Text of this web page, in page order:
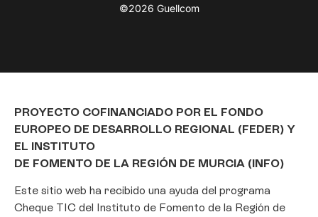
©2026 Guellcom
PROYECTO COFINANCIADO POR EL FONDO
EUROPEO DE DESARROLLO REGIONAL (FEDER) Y
EL INSTITUTO
DE FOMENTO DE LA REGIÓN DE MURCIA (INFO)
Este sitio web ha recibido una ayuda del programa
Cheque TIC del Instituto de Fomento de la Región de